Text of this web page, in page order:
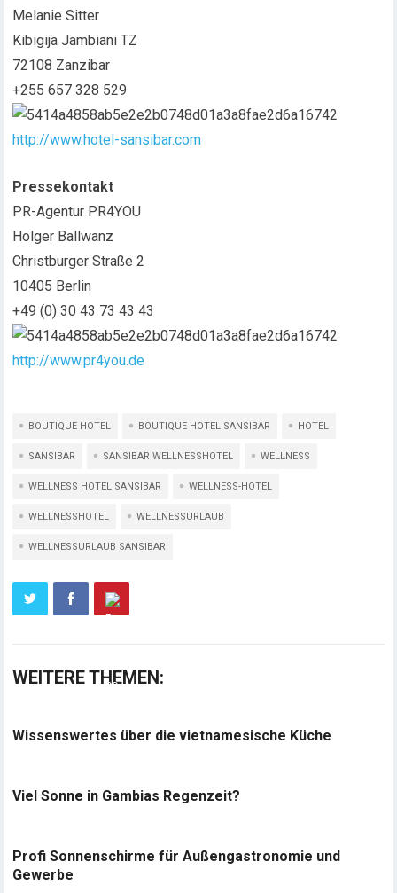
Melanie Sitter
Kibigija Jambiani TZ
72108 Zanzibar
+255 657 328 529
http://www.hotel-sansibar.com
Pressekontakt
PR-Agentur PR4YOU
Holger Ballwanz
Christburger Straße 2
10405 Berlin
+49 (0) 30 43 73 43 43
http://www.pr4you.de
BOUTIQUE HOTEL BOUTIQUE HOTEL SANSIBAR HOTEL
SANSIBAR SANSIBAR WELLNESSHOTEL WELLNESS
WELLNESS HOTEL SANSIBAR WELLNESS-HOTEL
WELLNESSHOTEL WELLNESSURLAUB
WELLNESSURLAUB SANSIBAR
WEITERE THEMEN:
Wissenswertes über die vietnamesische Küche
Viel Sonne in Gambias Regenzeit?
Profi Sonnenschirme für Außengastronomie und
Gewerbe